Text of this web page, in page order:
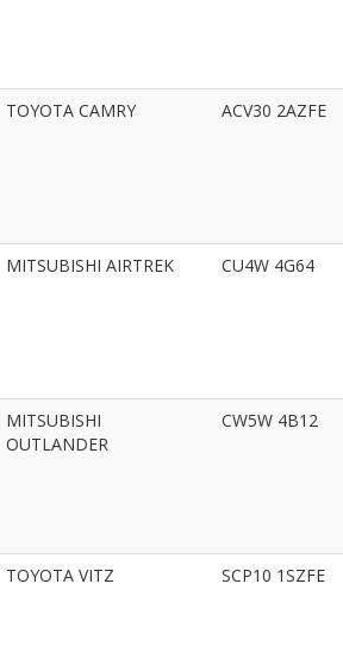
TOYOTA CAMRY ACV30 2AZFE
MITSUBISHI AIRTREK CU4W 4G64
MITSUBISHI
OUTLANDER
CW5W 4B12
TOYOTA VITZ SCP10 1SZFE